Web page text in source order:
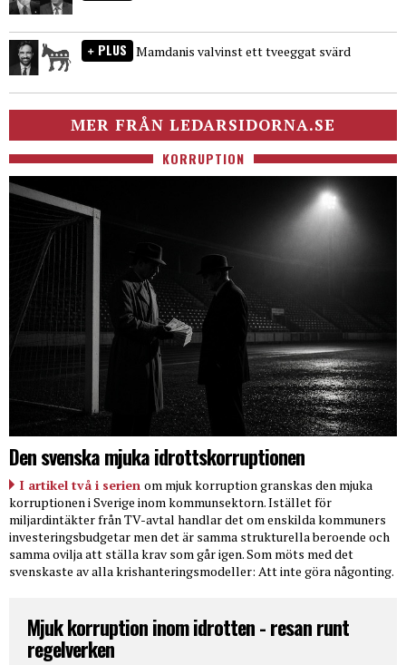
PLUS Mamdanis valvinst ett tveeggat svärd
MER FRÅN LEDARSIDORNA.SE
KORRUPTION
Den svenska mjuka idrottskorruptionen
I artikel två i serien om mjuk korruption granskas den mjuka
korruptionen i Sverige inom kommunsektorn. Istället för
miljardintäkter från TV-avtal handlar det om enskilda kommuners
investeringsbudgetar men det är samma strukturella beroende och
samma ovilja att ställa krav som går igen. Som möts med det
svenskaste av alla krishanteringsmodeller: Att inte göra någonting.
Mjuk korruption inom idrotten - resan runt
regelverken